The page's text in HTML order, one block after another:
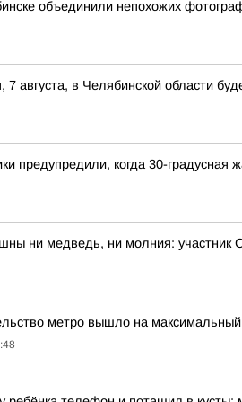
объединили непохожих
7 августа, в Челябинской области
предупредили, когда 30-градусная
ни медведь, ни молния: участник
метро вышло на